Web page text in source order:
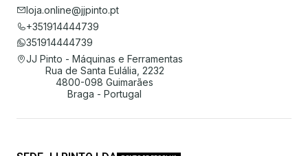
loja.online@jjpinto.pt
+351914444739
351914444739
JJ Pinto - Máquinas e Ferramentas
Rua de Santa Eulália, 2232
4800-098 Guimarães
Braga - Portugal